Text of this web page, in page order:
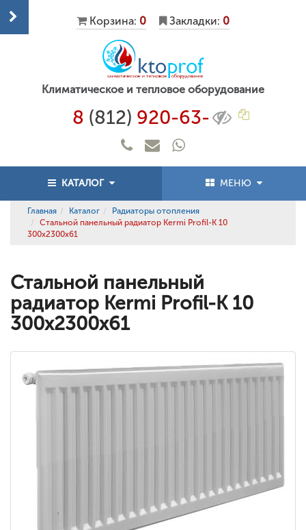
Корзина: 0 Закладки: 0
Климатическое и тепловое оборудование
8 (812) 920-63-
КАТАЛОГ МЕНЮ
Главная Каталог
Радиаторы отопления
Стальной панельный радиатор Kermi Profil-K 10
300x2300x61
Стальной панельный
радиатор Kermi Profil-K 10
300x2300x61